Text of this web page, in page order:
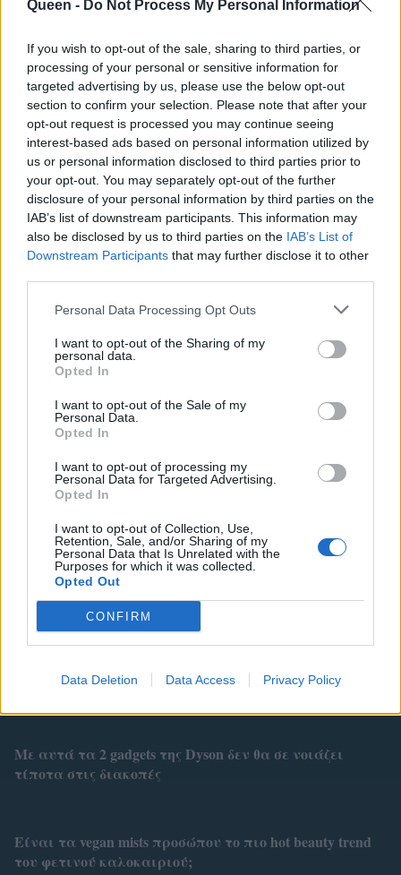
Queen - Do Not Process My Personal Information
If you wish to opt-out of the sale, sharing to third parties, or
processing of your personal or sensitive information for
targeted advertising by us, please use the below opt-out
section to confirm your selection. Please note that after your
opt-out request is processed you may continue seeing
interest-based ads based on personal information utilized by
us or personal information disclosed to third parties prior to
your opt-out. You may separately opt-out of the further
disclosure of your personal information by third parties on the
IAB’s list of downstream participants. This information may
also be disclosed by us to third parties on the IAB’s List of
Downstream Participants that may further disclose it to other
Personal Data Processing Opt Outs
I want to opt-out of the Sharing of my
personal data.
Opted In
I want to opt-out of the Sale of my
Personal Data.
Opted In
I want to opt-out of processing my
Personal Data for Targeted Advertising.
Opted In
I want to opt-out of Collection, Use,
Retention, Sale, and/or Sharing of my
Personal Data that Is Unrelated with the
Purposes for which it was collected.
Opted Out
CONFIRM
Data Deletion Data Access Privacy Policy
{iframe}http://cdn.livestream.com/embed/flor
abotanica?
layout=4&color=0xe7e7e7&autoPlay=false&m
ute=false&iconColorOver=0x888888&iconCol
or=0x777777&allowchat=true&height=329&wid
ΠΡΟΣΩΠΟ ΑΡΩΜΑ KRISTEN STEWART
FLORABOTANICA
Με αυτά τα 2 gadgets της Dyson δεν θα σε νοιάζει
τίποτα στις διακοπές
Είναι τα vegan mists προσώπου το πιο hot beauty trend
του φετινού καλοκαιριού;